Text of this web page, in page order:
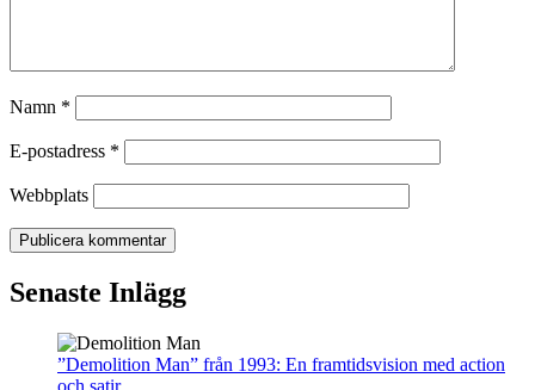
Namn *
E-postadress *
Webbplats
Senaste Inlägg
”Demolition Man” från 1993: En framtidsvision med action
och satir